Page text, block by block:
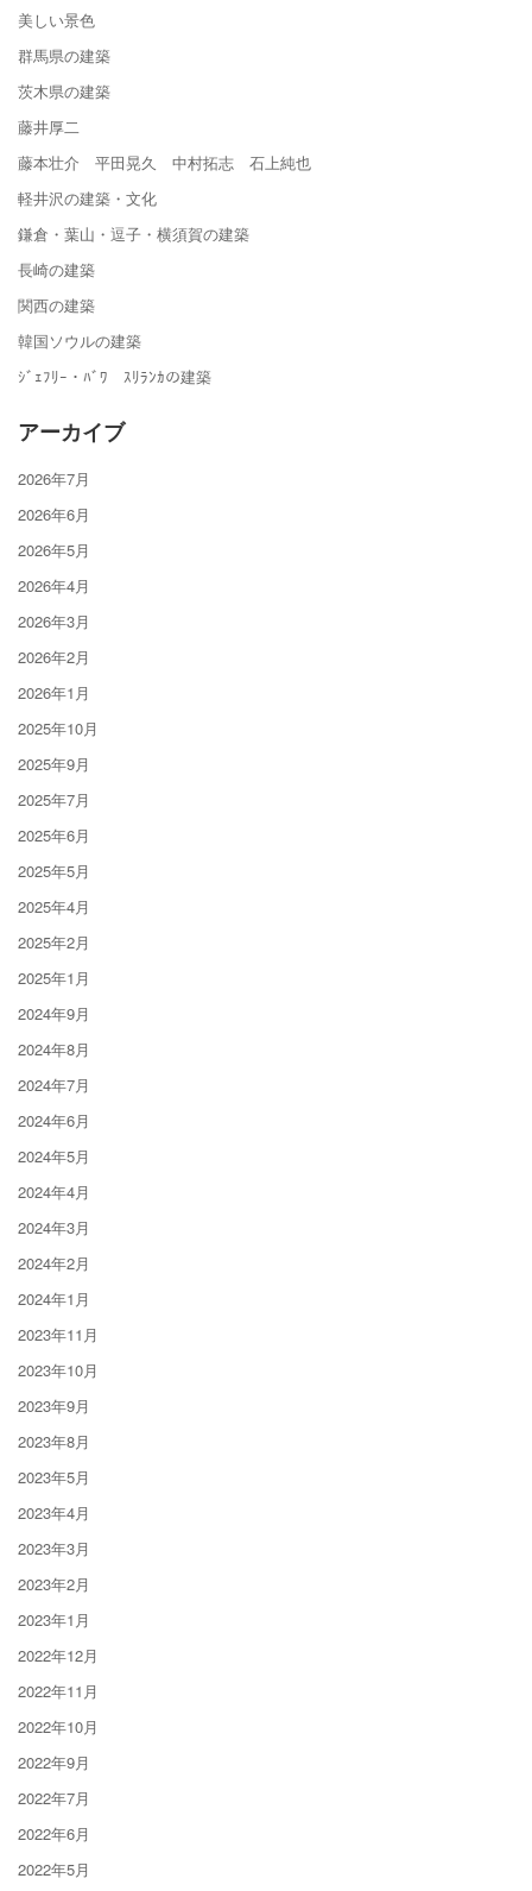
美しい景色
群馬県の建築
茨木県の建築
藤井厚二
藤本壮介 平田晃久 中村拓志 石上純也
軽井沢の建築・文化
鎌倉・葉山・逗子・横須賀の建築
長崎の建築
関西の建築
韓国ソウルの建築
ｼﾞｪﾌﾘｰ・ﾊﾞﾜ ｽﾘﾗﾝｶの建築
アーカイブ
2026年7月
2026年6月
2026年5月
2026年4月
2026年3月
2026年2月
2026年1月
2025年10月
2025年9月
2025年7月
2025年6月
2025年5月
2025年4月
2025年2月
2025年1月
2024年9月
2024年8月
2024年7月
2024年6月
2024年5月
2024年4月
2024年3月
2024年2月
2024年1月
2023年11月
2023年10月
2023年9月
2023年8月
2023年5月
2023年4月
2023年3月
2023年2月
2023年1月
2022年12月
2022年11月
2022年10月
2022年9月
2022年7月
2022年6月
2022年5月